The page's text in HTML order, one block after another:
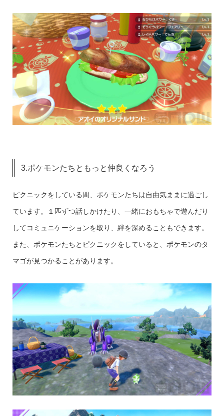
3.ポケモンたちともっと仲良くなろう
ピクニックをしている間、ポケモンたちは自由気ままに過ごし
ています。１匹ずつ話しかけたり、一緒におもちゃで遊んだり
してコミュニケーションを取り、絆を深めることもできます。
また、ポケモンたちとピクニックをしていると、ポケモンのタ
マゴが見つかることがあります。